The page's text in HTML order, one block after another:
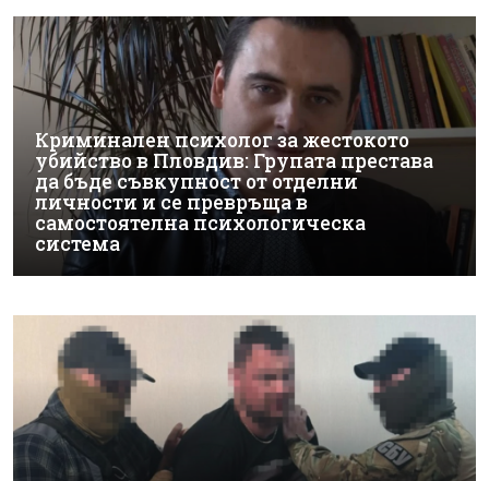
Криминален психолог за жестокото
убийство в Пловдив: Групата престава
да бъде съвкупност от отделни
личности и се превръща в
самостоятелна психологическа
система